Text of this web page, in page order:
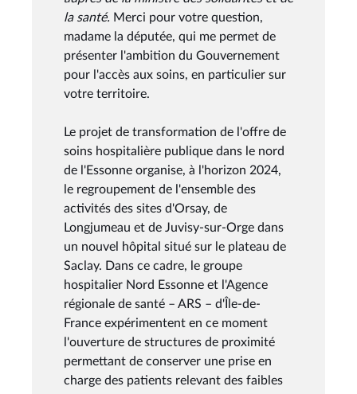
la santé. Merci pour votre question,
madame la députée, qui me permet de
présenter l'ambition du Gouvernement
pour l'accès aux soins, en particulier sur
votre territoire.
Le projet de transformation de l'offre de
soins hospitalière publique dans le nord
de l'Essonne organise, à l'horizon 2024,
le regroupement de l'ensemble des
activités des sites d'Orsay, de
Longjumeau et de Juvisy-sur-Orge dans
un nouvel hôpital situé sur le plateau de
Saclay. Dans ce cadre, le groupe
hospitalier Nord Essonne et l'Agence
régionale de santé – ARS – d'Île-de-
France expérimentent en ce moment
l'ouverture de structures de proximité
permettant de conserver une prise en
charge des patients relevant des faibles